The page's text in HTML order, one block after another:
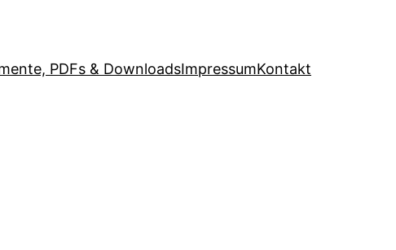
PDFs & DownloadsImpressumKontakt